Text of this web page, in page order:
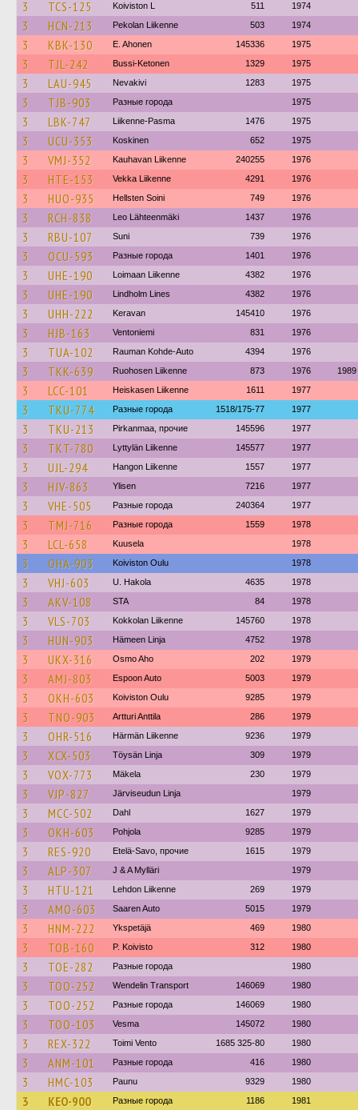
3 TCS-125 Koiviston L 511 1974
3 HCN-213 Pekolan Liikenne 503 1974
3 KBK-130 E. Ahonen 145336 1975
3 TJL-242 Bussi-Ketonen 1329 1975
3 LAU-945 Nevakivi 1283 1975
3 TJB-903 Разные города 1975
3 LBK-747 Liikenne-Pasma 1476 1975
3 UCU-353 Koskinen 652 1975
3 VMJ-352 Kauhavan Liikenne 240255 1976
3 HTE-153 Vekka Liikenne 4291 1976
3 HUO-935 Hellsten Soini 749 1976
3 RCH-838 Leo Lähteenmäki 1437 1976
3 RBU-107 Suni 739 1976
3 OCU-593 Разные города 1401 1976
3 UHE-190 Loimaan Liikenne 4382 1976
3 UHE-190 Lindholm Lines 4382 1976
3 UHH-222 Keravan 145410 1976
3 HJB-163 Ventoniemi 831 1976
3 TUA-102 Rauman Kohde-Auto 4394 1976
3 TKK-639 Ruohosen Liikenne 873 1976 1989
3 LCC-101 Heiskasen Liikenne 1611 1977
3 TKU-774 Разные города 1518/175-77 1977
3 TKU-213 Pirkanmaa, прочие 145596 1977
3 TKT-780 Lyttylän Liikenne 145577 1977
3 UJL-294 Hangon Liikenne 1557 1977
3 HJV-863 Ylisen 7216 1977
3 VHE-505 Разные города 240364 1977
3 TMJ-716 Разные города 1559 1978
3 LCL-658 Kuusela 1978
3 OHA-903 Koiviston Oulu 1978
3 VHJ-603 U. Hakola 4635 1978
3 AKV-108 STA 84 1978
3 VLS-703 Kokkolan Liikenne 145760 1978
3 HUN-903 Hämeen Linja 4752 1978
3 UKX-316 Osmo Aho 202 1979
3 AMJ-803 Espoon Auto 5003 1979
3 OKH-603 Koiviston Oulu 9285 1979
3 TNO-903 Artturi Anttila 286 1979
3 OHR-516 Härmän Liikenne 9236 1979
3 XCX-503 Töysän Linja 309 1979
3 VOX-773 Mäkela 230 1979
3 VJP-827 Järviseudun Linja 1979
3 MCC-502 Dahl 1627 1979
3 OKH-603 Pohjola 9285 1979
3 RES-920 Etelä-Savo, прочие 1615 1979
3 ALP-307 J & A Mylläri 1979
3 HTU-121 Lehdon Liikenne 269 1979
3 AMO-603 Saaren Auto 5015 1979
3 HNM-222 Ykspetäjä 469 1980
3 TOB-160 P. Koivisto 312 1980
3 TOE-282 Разные города 1980
3 TOO-252 Wendelin Transport 146069 1980
3 TOO-252 Разные города 146069 1980
3 TOO-103 Vesma 145072 1980
3 REX-322 Toimi Vento 1685 325-80 1980
3 ANM-101 Разные города 416 1980
3 HMC-103 Paunu 9329 1980
3 KEO-900 Разные города 1186 1981